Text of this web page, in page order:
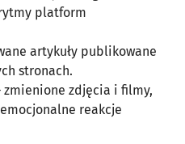
platform
artykuły publikowane
stronach.
zmienione zdjęcia i filmy,
reakcje